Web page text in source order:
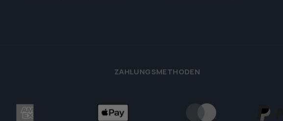
ZAHLUNGSMETHODEN